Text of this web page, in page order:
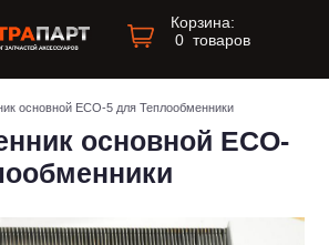
Корзина:
0 товаров
основной ECO-5 для Теплообменники
основной ECO-